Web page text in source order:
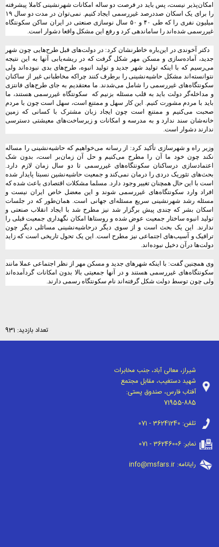
امکان‌پذیر نیست، پس باید در فرصت دو ساله امکانات شهرنشینی کاملا پیشرفته
را برای یک اسکان صددرصد غیررسمی ایجاد کنیم. نمی‌توان در مدت دو سال ۱۹
میلیون نفری را که طی ۴۰ و ۵۰ سال نوسازی صنعتی در ایران ساکن سکونتگاه
غیررسمی شده‌اند را ساماندهی کرد و رفع این مشکل واقعا دشوار است.
دکتر آخوندی در این‌باره خاطرنشان کرد: در دولت‌های قبل طرح‌هایی چون شهر
جدید، آماده‌سازی و مسکن مهر شکل گرفت که در ریشه‌یابی آنها به این نتیجه
می‌رسیم که با اینکه تولید شهر جدید و تولید انبوه، طرح‌های بدی نبوده‌اند ولی
نتوانسته‌اند مشکل حاشیه‌نشینی را برطرف کنند چراکه مخاطبانی غیر از ساکنان
سکونتگاه‌های غیررسمی را شامل می‌شدند. ما معتقدیم به جای طرح‌های فانتزی
و مداخله‌گر دولت باید به قلب مسئله بزنیم که
سکونتگاه غیررسمی هستند، ما
باید با مردم مشورت کنیم. این کار سهل و ممتنع است، سهل است چون با مردم
صحبت می‌کنیم و ممتنع است چون ایجاد زبان مشترک با کسانی که زمین
خانه‌شان سند ندارد و به مدرسه و امکانات و زیرساخت‌های معیشتی دسترسی
ندارند دشوار است.
وزیر راه و شهرسازی تأکید کرد: از رسانه می‌خواهیم که حاشیه‌نشینی را مساله
نکند چون خود ما آن را مطرح می‌کنیم و حل آن زمان‌بر است، بدون شک
اعتمادسازی درساکنان سکونتگاه‌های غیررسمی تا دو سال زمان لازم دارد.
بحث‌های تئوریک دردی را درمان نمی‌کند و جمعیت حاشیه‌نشین نسبتا پایدار شده
است با این حال همچنان تغییر وجود دارد. مسلما مشکلات اقتصادی باعث شده که
افراد وارد سکونتگاه‌های غیررسمی شوند و این معضل خاص ایران نیست و
مسئله رشد شهرنشینی سریع مسئله‌ای جهانی است. همان‌طور که در جلسات
اسکان بشر که چندی پیش برگزار شد نیز مطرح شد با ایجاد انقلاب صنعتی و
تولید انبوه ساختار جمعیت عوض شده و روستاها امکان نگهداری جمعیت قبلی را
ندارند. این یک بحث است و از سوی دیگر درحاشیه‌نشینی مسائلی دیگر چون
ترافیک و آسیب‌های اجتماعی نیز مطرح است. این یک تحول تاریخی است که زاید
دولت‌ها درآن دخیل نبوده‌اند.
وی همچنین گفت: با اینکه شهرهای جدید و مسکن مهر از نظر اجتماعی عملا مانند
سکونتگاه‌های غیررسمی هستند و در آنها جمعیتی بالا بدون امکانات گردآمده‌اند
ولی چون توسط دولت شکل گرفته‌اند نام سکونتگاه رسمی دارند.
تعداد بازدید: 931
شیراز، معالی آباد، جنب مخابرات
شهید دستغیب، مقابل مجتمع
آفتاب فارس، صندوق پستی:
71955-885
تلفن: 071 - 36241240
نمابر:071 - 36246006
رایانامه:info@msfars.ir